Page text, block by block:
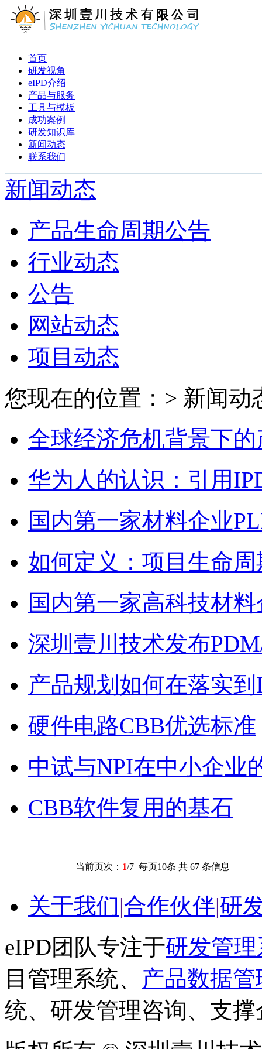
首页
研发视角
eIPD介绍
产品与服务
工具与模板
成功案例
研发知识库
新闻动态
联系我们
新闻动态
产品生命周期公告
行业动态
公告
网站动态
项目动态
您现在的位置：> 新闻动
全球经济危机背景下
华为人的认识：引用
国内第一家材料企业
如何定义：项目生命
国内第一家高科技材
深圳壹川技术发布
产品规划如何在落实到
硬件电路CBB优选标准
中试与NPI在中小企业
CBB软件复用的基石
当前页次： 1/7 每页10条 共 67 条信息
关于我们|合作伙伴|研
eIPD团队专注于研发管
目管理系统、 产品数据管
统、研发管理咨询、支撑